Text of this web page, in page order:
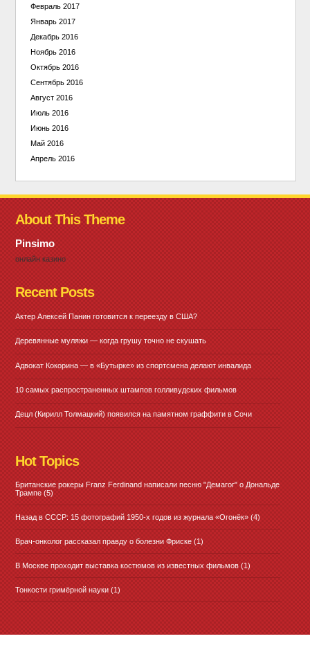
Февраль 2017
Январь 2017
Декабрь 2016
Ноябрь 2016
Октябрь 2016
Сентябрь 2016
Август 2016
Июль 2016
Июнь 2016
Май 2016
Апрель 2016
About This Theme
Pinsimo
онлайн казино
Recent Posts
Актер Алексей Панин готовится к переезду в США?
Деревянные муляжи — когда грушу точно не скушать
Адвокат Кокорина — в «Бутырке» из спортсмена делают инвалида
10 самых распространенных штампов голливудских фильмов
Децл (Кирилл Толмацкий) появился на памятном граффити в Сочи
Hot Topics
Британские рокеры Franz Ferdinand написали песню "Демагог" о Дональде
Трампе (5)
Назад в СССР: 15 фотографий 1950-х годов из журнала «Огонёк» (4)
Врач-онколог рассказал правду о болезни Фриске (1)
В Москве проходит выставка костюмов из известных фильмов (1)
Тонкости гримёрной науки (1)